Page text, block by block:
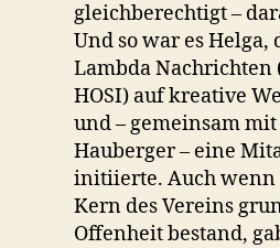
gleichberechtigt –
Und so war es Helga,
Lambda Nachrichten
HOSI) auf kreative
und – gemeinsam
Hauberger – eine
initiierte. Auch
Kern des Vereins
Offenheit bestand,